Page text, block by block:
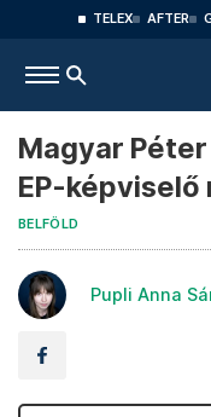
TELEX AFTER
Magyar
EP-képviselő
BELFÖLD
Pupli Anna